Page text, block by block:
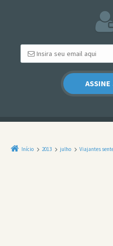
Início 2013 julho Viajantes